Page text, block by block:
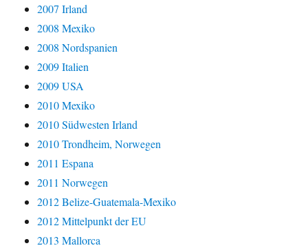
2007 Irland
2008 Mexiko
2008 Nordspanien
2009 Italien
2009 USA
2010 Mexiko
2010 Südwesten Irland
2010 Trondheim, Norwegen
2011 Espana
2011 Norwegen
2012 Belize-Guatemala-Mexiko
2012 Mittelpunkt der EU
2013 Mallorca